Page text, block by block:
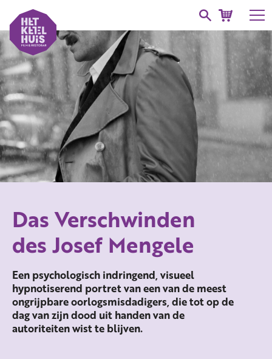
Das Verschwinden
des Josef Mengele
Een psychologisch indringend, visueel
hypnotiserend portret van een van de meest
ongrijpbare oorlogsmisdadigers, die tot op de
dag van zijn dood uit handen van de
autoriteiten wist te blijven.